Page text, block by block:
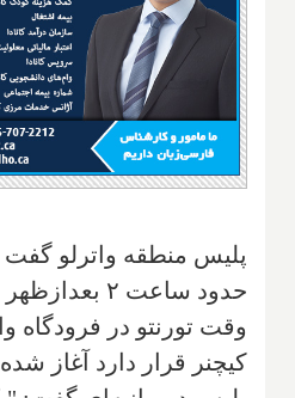
پلیس منطقه واترلو گفت
حدود ساعت ۲
وقت تورنتو در فرودگاه
کیچنر قرار دارد آغاز